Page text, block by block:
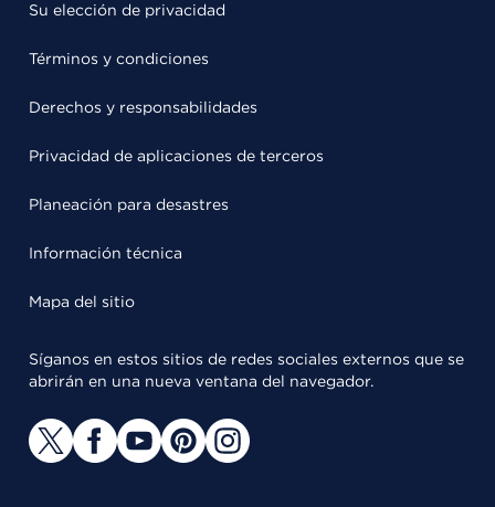
Su elección de privacidad
Términos y condiciones
Derechos y responsabilidades
Privacidad de aplicaciones de terceros
Planeación para desastres
Información técnica
Mapa del sitio
Síganos en estos sitios de redes sociales externos que se
abrirán en una nueva ventana del navegador.